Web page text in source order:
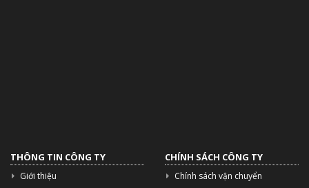
THÔNG TIN CÔNG TY
Giới thiệu
CHÍNH SÁCH CÔNG TY
Chính sách vận chuyển